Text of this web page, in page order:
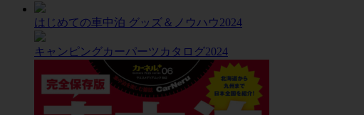
はじめての車中泊 グッズ＆ノウハウ2024
キャンピングカーパーツカタログ2024